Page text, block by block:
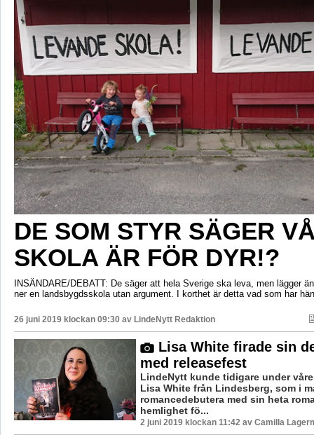
DE SOM STYR SÄGER
SKOLA ÄR FÖR DYR!?
INSÄNDARE/DEBATT: De säger att hela Sverige ska leva, men lägger
ner en landsbygdsskola utan argument. I korthet är detta vad som har
26 juni 2019 klockan 09:30 av LindeNytt Redaktion
Lisa White firade sin
med releasefest
LindeNytt kunde tidigare under
Lisa White från Lindesberg, som i
romancedebutera med sin heta
hemlighet fö...
2 juni 2019 klockan 11:42 av Camilla